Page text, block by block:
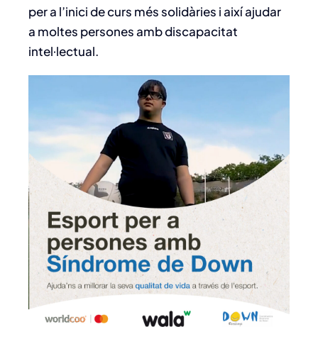
per a l’inici de curs més solidàries i així ajudar
a moltes persones amb discapacitat
intel·lectual.